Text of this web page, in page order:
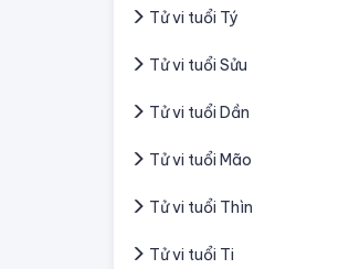
Tử vi tuổi Tý
Tử vi tuổi Sửu
Tử vi tuổi Dần
Tử vi tuổi Mão
Tử vi tuổi Thìn
Tử vi tuổi Ti